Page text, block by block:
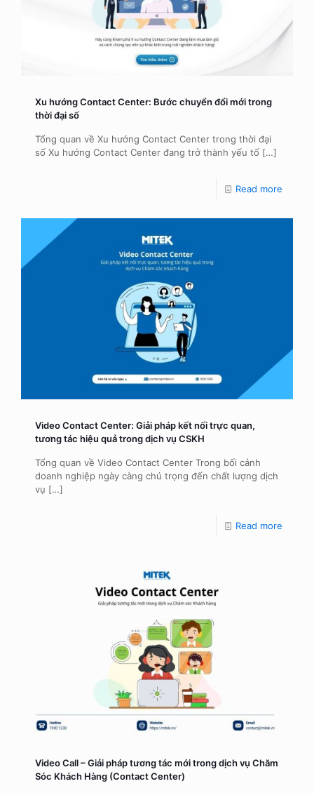
Xu hướng Contact Center: Bước chuyển đổi mới trong
thời đại số
Tổng quan về Xu hướng Contact Center trong thời đại
số Xu hướng Contact Center đang trở thành yếu tố […]
Read more
Video Contact Center: Giải pháp kết nối trực quan,
tương tác hiệu quả trong dịch vụ CSKH
Tổng quan về Video Contact Center Trong bối cảnh
doanh nghiệp ngày càng chú trọng đến chất lượng dịch
vụ […]
Read more
Video Call – Giải pháp tương tác mới trong dịch vụ Chăm
Sóc Khách Hàng (Contact Center)